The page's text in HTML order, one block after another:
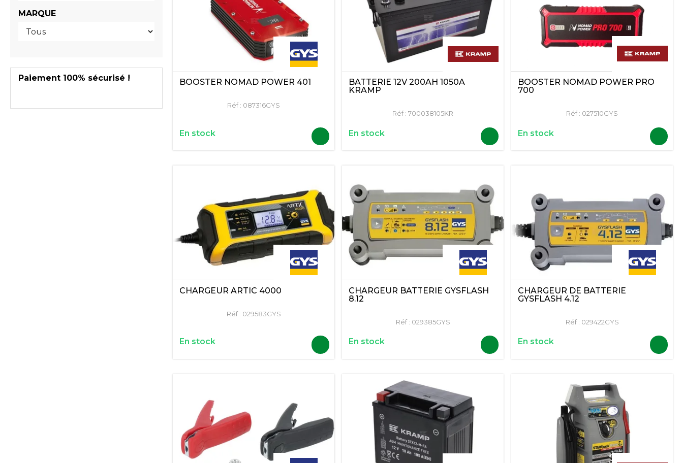
Paiement 100% sécurisé !
MARQUE
BOOSTER NOMAD POWER 401
Réf : 087316GYS
En stock
BATTERIE 12V 200AH 1050A
KRAMP
Réf : 700038105KR
En stock
BOOSTER NOMAD POWER PRO
700
Réf : 027510GYS
En stock
CHARGEUR ARTIC 4000
Réf : 029583GYS
En stock
CHARGEUR BATTERIE GYSFLASH
8.12
Réf : 029385GYS
En stock
CHARGEUR DE BATTERIE
GYSFLASH 4.12
Réf : 029422GYS
En stock